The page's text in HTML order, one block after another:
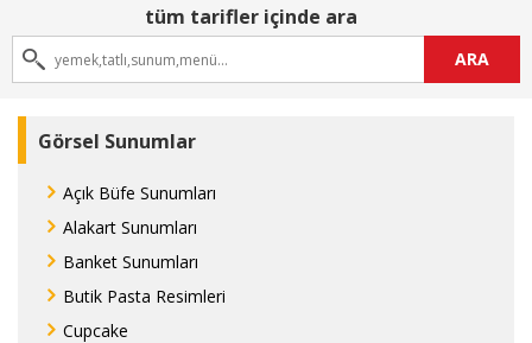
tüm tarifler içinde ara
ARA
Görsel Sunumlar
Açık Büfe Sunumları
Alakart Sunumları
Banket Sunumları
Butik Pasta Resimleri
Cupcake